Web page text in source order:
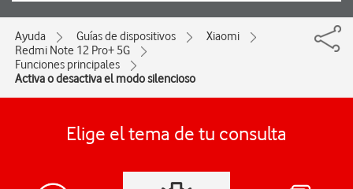
Ayuda Guías de dispositivos
Xiaomi
Redmi Note 12 Pro+ 5G
Funciones principales
Activa o desactiva el modo silencioso
Elige el tema de tu consulta